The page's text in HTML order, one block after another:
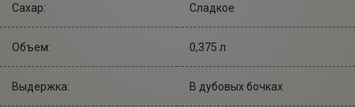
Сахар: Сладкое
Объем: 0,375 л
Выдержка: В дубовых бочках